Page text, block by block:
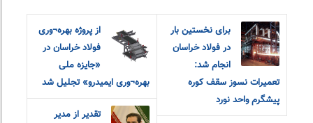
برای نخستین بار
در فولاد خراسان
انجام شد:
تعمیرات نسوز سقف کوره
پیشگرم واحد نورد
از پروژه بهره¬وری
فولاد خراسان در
«جایزه ملی
بهره¬وری ایمیدرو» تجلیل شد
تقدیر از مدیر